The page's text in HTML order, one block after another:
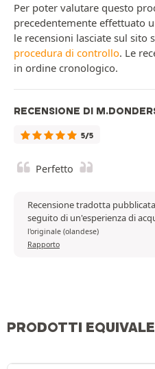
Per poter valutare questo
precedentemente effettuato
le recensioni lasciate sul sito
procedura di controllo. Le
in ordine cronologico.
RECENSIONE DI
5/5
Perfetto
Recensione tradotta
seguito di un'esperienza di
l'originale (olandese)
Rapporto
PRODOTTI